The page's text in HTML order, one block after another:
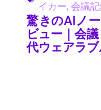
イカー, 会議
驚きのAIノ
ビュー｜会
代ウェアラブ